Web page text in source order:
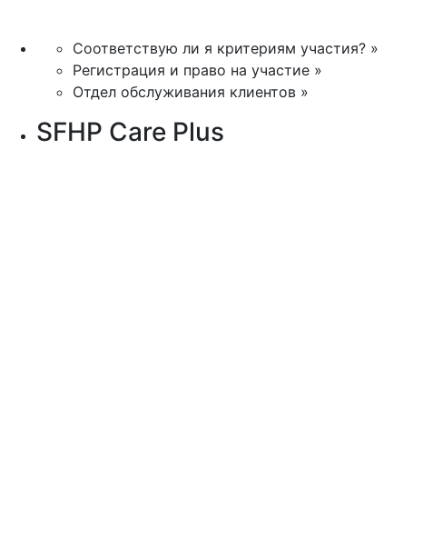
Соответствую ли я критериям участия? »
Регистрация и право на участие »
Отдел обслуживания клиентов »
SFHP Care Plus